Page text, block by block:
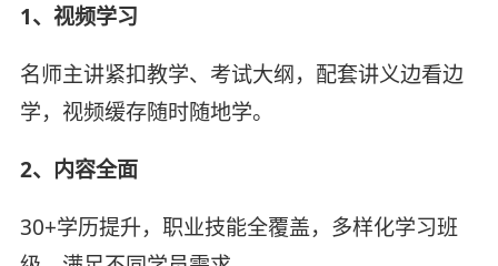
1、视频学习
名师主讲紧扣教学、考试大纲，配套讲义边看边
学，视频缓存随时随地学。
2、内容全面
30+学历提升，职业技能全覆盖，多样化学习班